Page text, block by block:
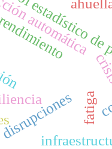
estadístico
fatiga
automática